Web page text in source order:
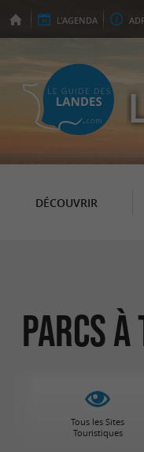
L'AGENDA
DÉCOUVRIR
Parcs à
Tous les Sites
Touristiques